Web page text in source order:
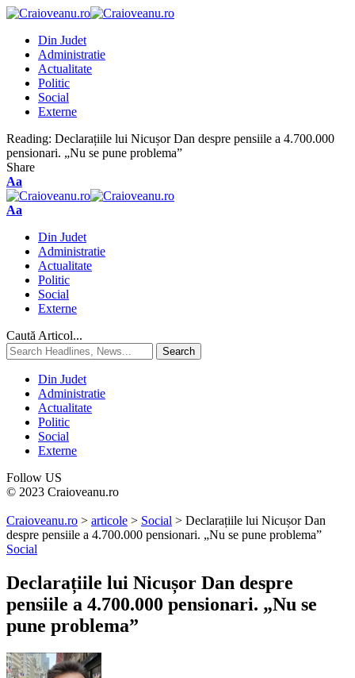
Din Judet
Administratie
Actualitate
Politic
Social
Externe
Reading: Declarațiile lui Nicușor Dan despre pensiile a 4.700.000
pensionari. „Nu se pune problema”
Share
Aa
Aa
Din Judet
Administratie
Actualitate
Politic
Social
Externe
Caută Articol...
Din Judet
Administratie
Actualitate
Politic
Social
Externe
Follow US
© 2023 Craioveanu.ro
Craioveanu.ro > articole > Social > Declarațiile lui Nicușor Dan
despre pensiile a 4.700.000 pensionari. „Nu se pune problema”
Social
Declarațiile lui Nicușor Dan despre
pensiile a 4.700.000 pensionari. „Nu se
pune problema”